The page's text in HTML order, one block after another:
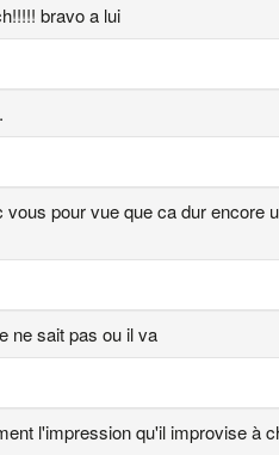
bravo a lui
pour vue que ca dur encore
ne sait pas ou il va
l'impression qu'il improvise à